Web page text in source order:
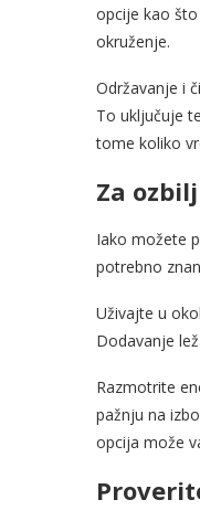
opcije kao što
okruženje.
Održavanje i
To uključuje
tome koliko
Za
Iako možete
potrebno
Uživajte u
Dodavanje
Razmotrite
pažnju na
opcija može